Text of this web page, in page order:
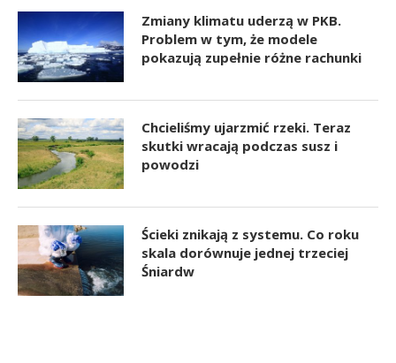
Zmiany klimatu uderzą w PKB.
Problem w tym, że modele
pokazują zupełnie różne rachunki
Chcieliśmy ujarzmić rzeki. Teraz
skutki wracają podczas susz i
powodzi
Ścieki znikają z systemu. Co roku
skala dorównuje jednej trzeciej
Śniardw